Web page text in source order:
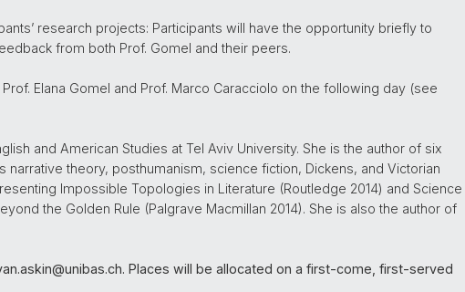
research projects: Participants will have the opportunity briefly to
from both Prof. Gomel and their peers.
Elana Gomel and Prof. Marco Caracciolo on the following day (see
and American Studies at Tel Aviv University. She is the author of six
theory, posthumanism, science fiction, Dickens, and Victorian
Impossible Topologies in Literature (Routledge 2014) and Science
the Golden Rule (Palgrave Macmillan 2014). She is also the author of
Places will be allocated on a first-come, first-served